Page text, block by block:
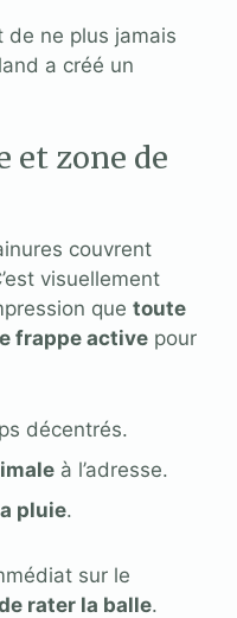
de ne plus jamais
a créé un
et zone de
couvrent
visuellement
que toute
frappe active pour
décentrés.
à l’adresse.
pluie.
sur le
rater la balle.